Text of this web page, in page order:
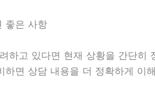
좋은 사항
하고 있다면 현재 상황을 간단
하면 상담 내용을 더 정확하게